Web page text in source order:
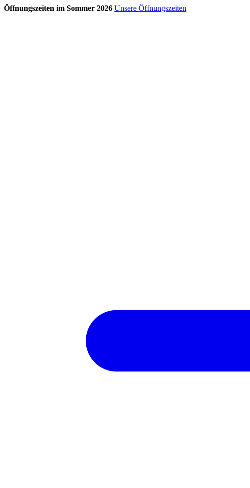
Öffnungszeiten im Sommer 2026 Unsere Öffnungszeiten